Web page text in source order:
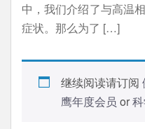
中，我们介绍了与高温
症状。那么为了 […]
继续阅读请订阅
鹰年度会员 or